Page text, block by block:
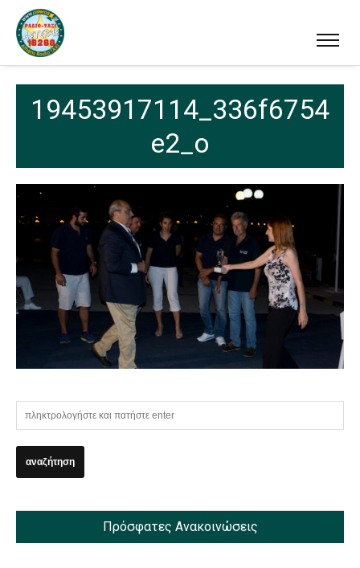
19453917114_336f6754
e2_o
Πρόσφατες Ανακοινώσεις